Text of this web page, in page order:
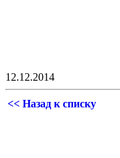
12.12.2014
<< Назад к списку